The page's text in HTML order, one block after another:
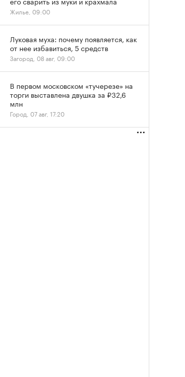
Жилье, 09:00
Луковая муха: почему появляется, как
от нее избавиться, 5 средств
Загород, 08 авг, 09:00
В первом московском «тучерезе» на
торги выставлена двушка за ₽32,6
млн
Город, 07 авг, 17:20